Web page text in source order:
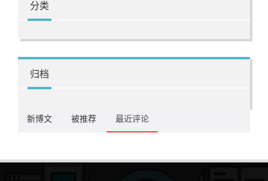
分类
归档
新博文 被推荐 最近评论